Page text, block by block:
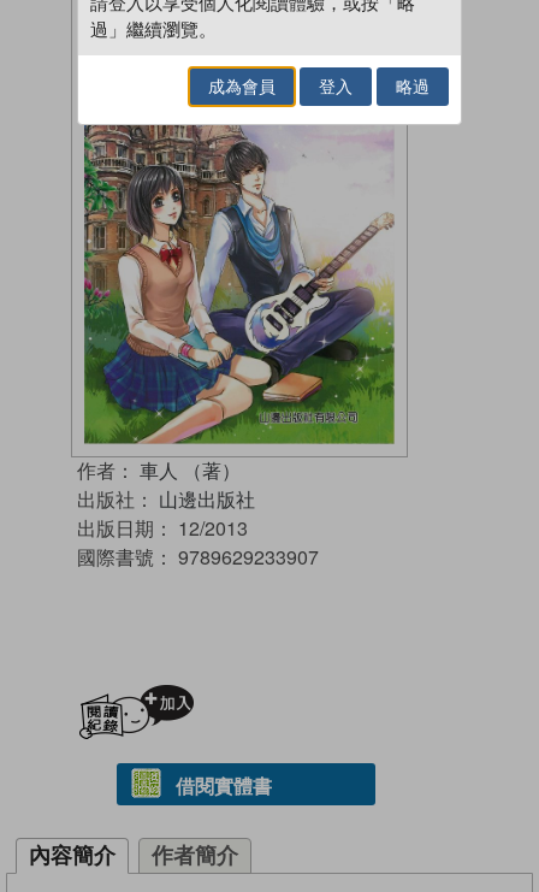
作者： 車人 （著）
出版社： 山邊出版社
出版日期： 12/2013
國際書號： 9789629233907
借閱實體書
內容簡介 作者簡介
過」繼續瀏覽。
成為會員 登入 略過